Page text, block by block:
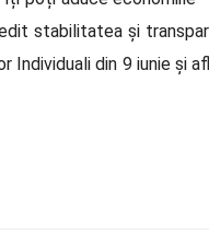
stabilitatea și
din 9 iunie și